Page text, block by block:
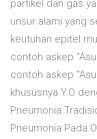
partikel dan gas
unsur alami yang
keutuhan epitel
contoh askep
contoh askep
khususnya Y.O
Pneumonia
Pneumonia Pada